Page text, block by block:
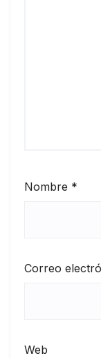
Nombre *
Correo
Web